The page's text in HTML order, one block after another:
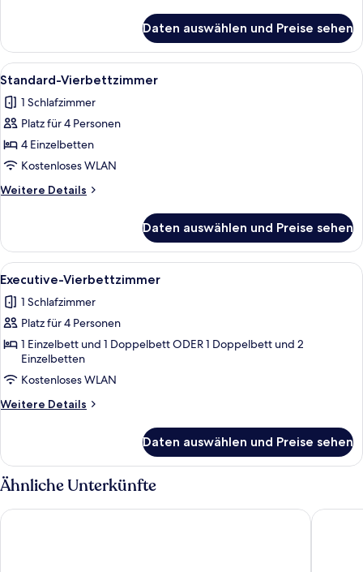
Dreibettzimmer
Daten auswählen und Preise sehen
Alle
Fotos
für
Standard-
Vierbettzimmer
anzeigen
Ein Hotelzimmer mit zwei Betten,
4
Standard-Vierbettzimmer
1 Schlafzimmer
Platz für 4 Personen
4 Einzelbetten
Kostenloses WLAN
Weitere Details
Weitere
Vierbettzimmer
Daten auswählen und Preise sehen
Alle
Fotos
für
Executive-
Vierbettzimmer
anzeigen
Ein Hotelzimmer mit zwei Betten,
4
Executive-Vierbettzimmer
1 Schlafzimmer
Platz für 4 Personen
1 Einzelbett und 1 Doppelbett ODER 1 Doppelbett und 2
Einzelbetten
Kostenloses WLAN
Weitere Details
Weitere
Vierbettzimmer
Daten auswählen und Preise sehen
Ähnliche Unterkünfte
Queen Anne Hotel Hotel